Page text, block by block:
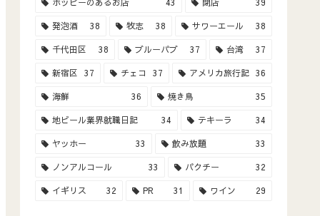
発泡酒 38 牧志 38 サワーエール 38
千代田区 38 ブルーパブ 37 台湾 37
新宿区 37 チェコ 37 アメリカ旅行記 36
海鮮 36 焼き鳥 35
地ビール業界就職日記 34 テキーラ 34
ヤッホー 33 飲み放題 33
ノンアルコール 33 パクチー 32
イギリス 32 PR 31 ワイン 29